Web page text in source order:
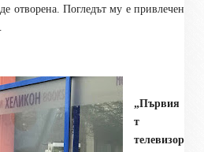
отворена. Погледът му е привлечен
„Първия
т
телевизор